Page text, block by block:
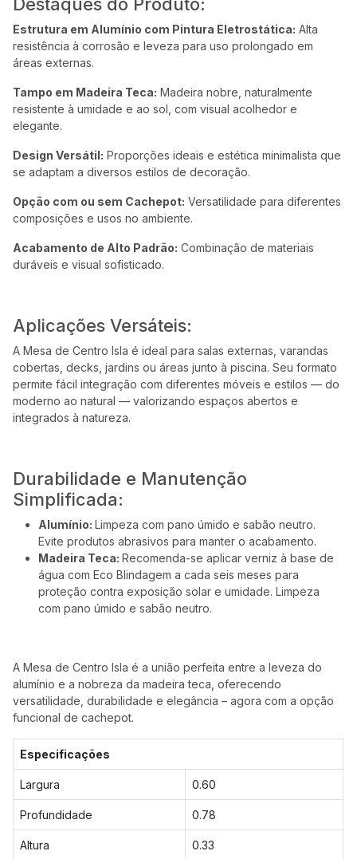
Estrutura em Alumínio com Pintura Eletrostática: Alta
resistência à corrosão e leveza para uso prolongado em
áreas externas.
Tampo em Madeira Teca: Madeira nobre, naturalmente
resistente à umidade e ao sol, com visual acolhedor e
elegante.
Design Versátil: Proporções ideais e estética minimalista que
se adaptam a diversos estilos de decoração.
Opção com ou sem Cachepot: Versatilidade para diferentes
composições e usos no ambiente.
Acabamento de Alto Padrão: Combinação de materiais
duráveis e visual sofisticado.
Aplicações Versáteis:
A Mesa de Centro Isla é ideal para salas externas, varandas
cobertas, decks, jardins ou áreas junto à piscina. Seu formato
permite fácil integração com diferentes móveis e estilos — do
moderno ao natural — valorizando espaços abertos e
integrados à natureza.
Durabilidade e Manutenção
Simplificada:
Alumínio:Limpeza com pano úmido e sabão neutro.
Evite produtos abrasivos para manter o acabamento.
Madeira Teca:Recomenda-se aplicar verniz à base de
água com Eco Blindagem a cada seis meses para
proteção contra exposição solar e umidade. Limpeza
com pano úmido e sabão neutro.
A Mesa de Centro Isla é a união perfeita entre a leveza do
alumínio e a nobreza da madeira teca, oferecendo
versatilidade, durabilidade e elegância – agora com a opção
funcional de cachepot.
Especificações
Largura 0.60
Profundidade 0.78
Altura 0.33